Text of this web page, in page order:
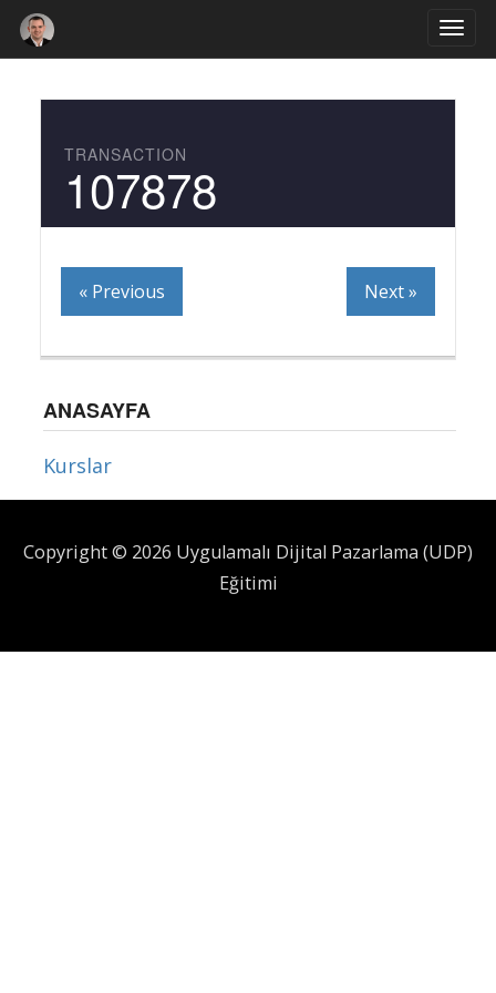
TRANSACTION
107878
« Previous Next »
ANASAYFA
Kurslar
Copyright © 2026 Uygulamalı Dijital Pazarlama (UDP)
Eğitimi